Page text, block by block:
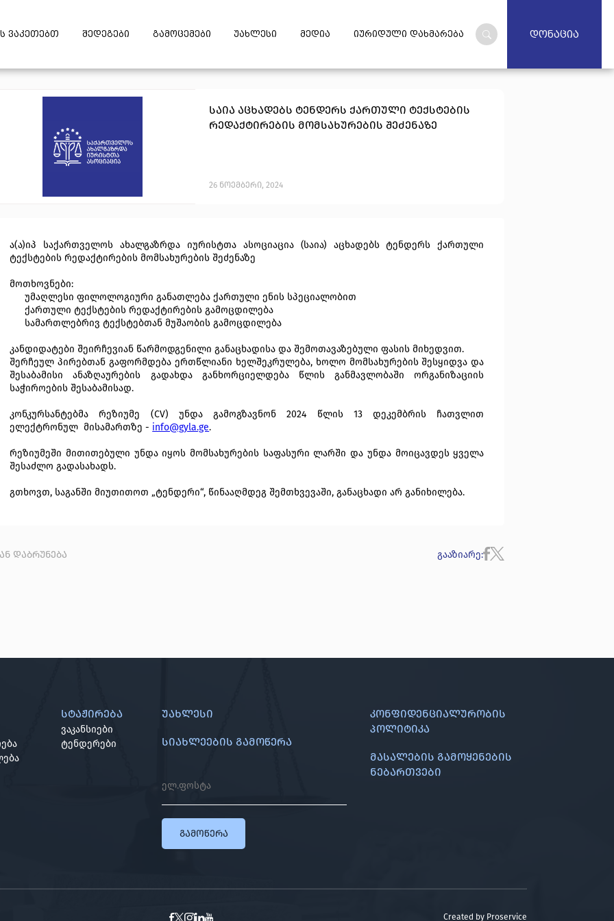
ვაკეთებთ შედეგები გამოცემები უახლესი მედია იურიდული დახმარება დონაცია
საია აცხადებს ტენდერს ქართული ტექსტების
რედაქტირების მომსახურების შეძენაზე
26 ნოემბერი,2024
ა(ა)იპ საქართველოს ახალგაზრდა იურისტთა ასოციაცია (საია) აცხადებს ტენდერს
ქართული
ტექსტების რედაქტირების მომსახურების შეძენაზე
მოთხოვნები:
უმაღლესი ფილოლოგიური განათლება ქართული ენის სპეციალობით
ქართული ტექსტების რედაქტირების გამოცდილება
სამართლებრივ ტექსტებთან მუშაობის გამოცდილება
კანდიდატები შეირჩევიან წარმოდგენილი განაცხადისა და შემოთავაზებული ფასის მიხედვით.
შერჩეულ პირებთან გაფორმდება ერთწლიანი ხელშეკრულება, ხოლო მომსახურების შესყიდვა და
შესაბამისი ანაზღაურების გადახდა განხორციელდება წლის განმავლობაში ორგანიზაციის
საჭიროების შესაბამისად.
კონკურსანტებმა რეზიუმე (CV) უნდა გამოგზავნონ 2024 წლის 13დეკემბრის ჩათვლით
ელექტრონულ მისამართზე - info@gyla.ge.
რეზიუმეში მითითებული უნდა იყოს მომსახურების საფასური ლარში და უნდა მოიცავდეს ყველა
შესაძლო გადასახადს.
გთხოვთ, საგანში მიუთითოთ „ტენდერი“, წინააღმდეგ შემთხვევაში, განაცხადი არ განიხილება.
დაბრუნება გააზიარე:
სტაჟირება
ვაკანსიები
ტენდერები
უახლესი
სიახლეების გამოწერა
გამოწერა
კონფიდენციალურობის
პოლიტიკა
მასალების გამოყენების
ნებართვები
Created by Proservice